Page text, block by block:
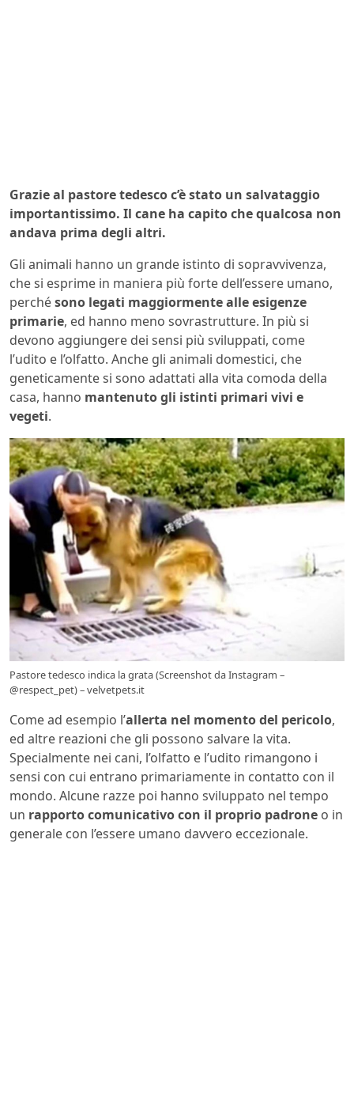
Grazie al pastore tedesco c’è stato un salvataggio
importantissimo. Il cane ha capito che qualcosa non
andava prima degli altri.
Gli animali hanno un grande istinto di sopravvivenza,
che si esprime in maniera più forte dell’essere umano,
perchésono legati maggiormente alle esigenze
primarie, ed hanno meno sovrastrutture. In più si
devono aggiungere dei sensi più sviluppati, come
l’udito e l’olfatto. Anche gli animali domestici, che
geneticamente si sono adattati alla vita comoda della
casa, hanno mantenuto gli istinti primari vivi e
vegeti.
Pastore tedesco indica la grata (Screenshot da Instagram –
@respect_pet) – velvetpets.it
Come ad esempio l’allerta nel momento del pericolo,
ed altre reazioni che gli possono salvare la vita.
Specialmente nei cani, l’olfatto e l’udito rimangono i
sensi con cui entrano primariamente in contatto con il
mondo. Alcune razze poi hanno sviluppato nel tempo
un rapporto comunicativo con il proprio padrone o in
generale con l’essere umano davvero eccezionale.